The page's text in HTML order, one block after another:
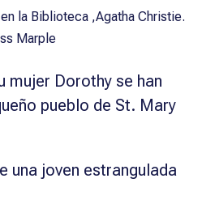
mujer Dorothy se han
pueblo de St. Mary
una joven estrangulada